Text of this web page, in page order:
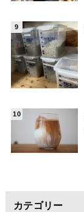
カテゴリー